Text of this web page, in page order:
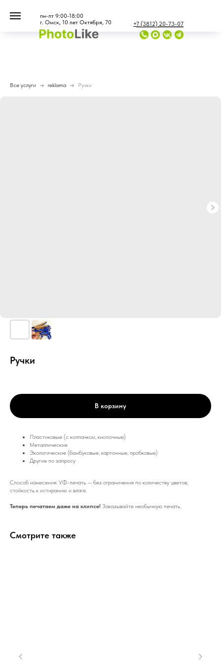
пн-пт 9:00-18:00
г. Омск, 10 лет Октября, 70
+7 (3812) 20-73-07
Все услуги reklama Ручки
Ручки
В корзину
Пластиковые (с колпачком, кнопочные)
Металлические
Экологические (бамбуковые, картонные, пробковые)
Другие по запросу
Способ нанесения: УФ-печать — без ограничения по количеству цветов;
стойкость к истиранию и влаге.
Теперь печатаем даже на клипсе! Заказывайте необычную печать.
Смотрите также